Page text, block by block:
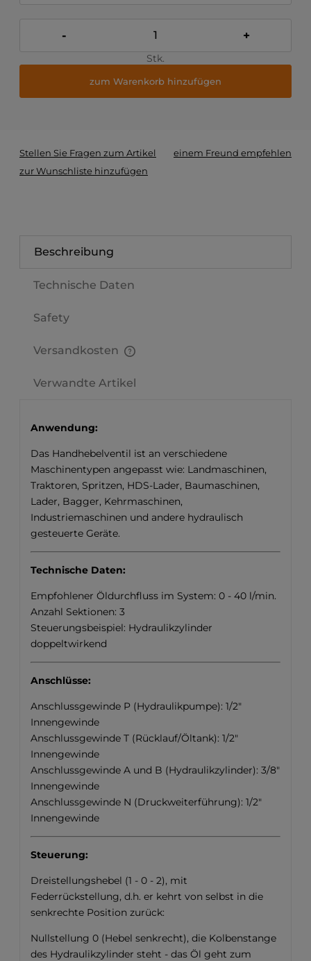
- +
Stk.
zum Warenkorb hinzufügen
Stellen Sie Fragen zum Artikel
einem Freund empfehlen
zur Wunschliste hinzufügen
Beschreibung
Technische Daten
Safety
Versandkosten
Verwandte Artikel
Anwendung:
Das Handhebelventil ist an verschiedene
Maschinentypen angepasst wie: Landmaschinen,
Traktoren, Spritzen, HDS-Lader, Baumaschinen,
Lader, Bagger, Kehrmaschinen,
Industriemaschinen und andere hydraulisch
gesteuerte Geräte.
Technische Daten:
Empfohlener Öldurchfluss im System: 0 - 40 l/min.
Anzahl Sektionen: 3
Steuerungsbeispiel: Hydraulikzylinder
doppeltwirkend
Anschlüsse:
Anschlussgewinde P (Hydraulikpumpe): 1/2"
Innengewinde
Anschlussgewinde T (Rücklauf/Öltank): 1/2"
Innengewinde
Anschlussgewinde A und B (Hydraulikzylinder): 3/8"
Innengewinde
Anschlussgewinde N (Druckweiterführung): 1/2"
Innengewinde
Steuerung:
Dreistellungshebel (1 - 0 - 2), mit
Federrückstellung, d.h. er kehrt von selbst in die
senkrechte Position zurück:
Nullstellung 0 (Hebel senkrecht), die Kolbenstange
des Hydraulikzylinder steht - das Öl geht zum